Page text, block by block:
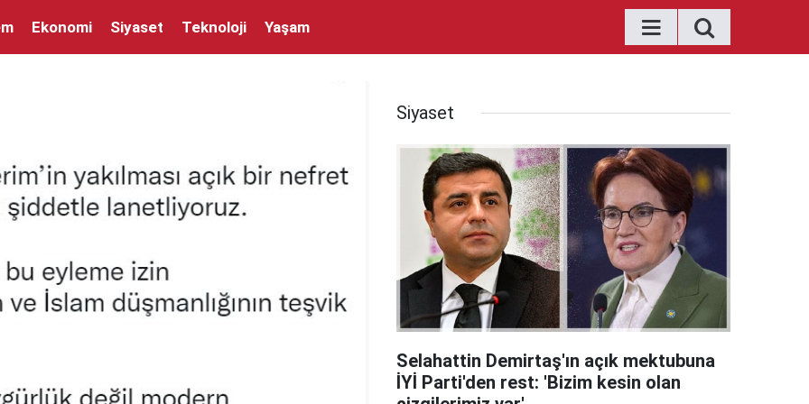
Ekonomi Siyaset Teknoloji Yaşam
Siyaset
Selahattin Demirtaş'ın açık mektubuna
İYİ Parti'den rest: 'Bizim kesin olan